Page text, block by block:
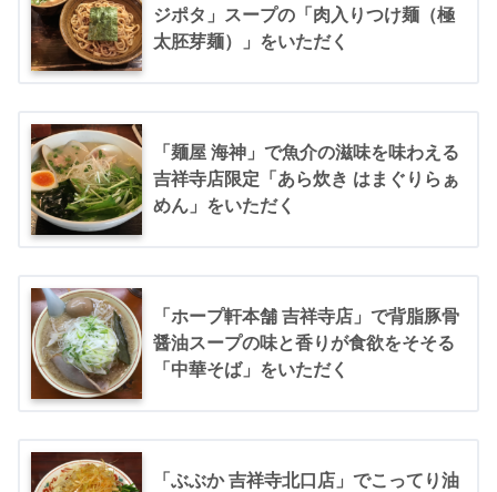
ジポタ」スープの「肉入りつけ麺（極
太胚芽麺）」をいただく
「麺屋 海神」で魚介の滋味を味わえる
吉祥寺店限定「あら炊き はまぐりらぁ
めん」をいただく
「ホープ軒本舗 吉祥寺店」で背脂豚骨
醤油スープの味と香りが食欲をそそる
「中華そば」をいただく
「ぶぶか 吉祥寺北口店」でこってり油